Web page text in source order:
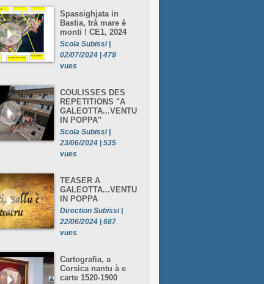
Spassighjata in
Bastia, trà mare è
monti ! CE1, 2024
Scola Subissi |
02/07/2024 | 479
vues
COULISSES DES
REPETITIONS "A
GALEOTTA...VENTU
IN POPPA"
Scola Subissi |
23/06/2024 | 535
vues
TEASER A
GALEOTTA...VENTU
IN POPPA
Direction Subissi |
22/06/2024 | 687
vues
Cartografia, a
Corsica nantu à e
carte 1520-1900